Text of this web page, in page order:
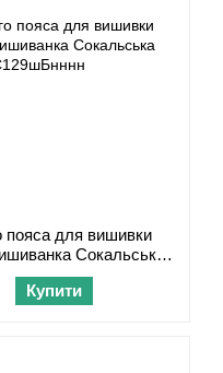
пояса для вишивки
Сокальська
Купити